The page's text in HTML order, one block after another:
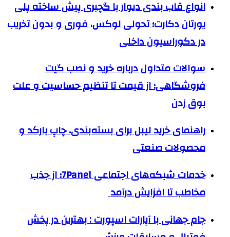
انواع قاب بندی دیوار با گچبری پیش ساخته پلی
یورتان دکارت؛ تحولی لوکس، فوری و بدون تخریب
در دکوراسیون داخلی
سوالات متداول درباره خرید و نصب گیت
فروشگاهی؛ از قیمت تا تنظیم حساسیت و علت
بوق زدن
راهنمای خرید لیبل برای بسته‌بندی، چاپ بارکد و
محصولات صنعتی
خدمات شبکه‌های اجتماعی 7Panel؛ از جذب
مخاطب تا افزایش درآمد
جام جهانی با آپارات اسپورت : بهترین در پخش